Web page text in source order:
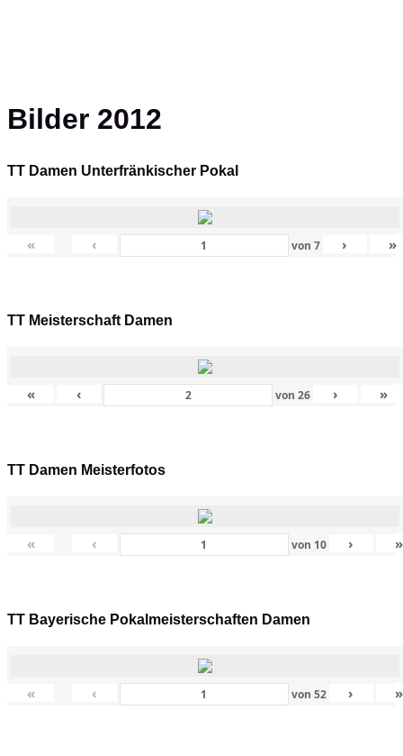
Bilder 2012
TT Damen Unterfränkischer Pokal
« ‹ von 7 › »
TT Meisterschaft Damen
« ‹ von26 › »
TT Damen Meisterfotos
« ‹ von 10 › »
TT Bayerische Pokalmeisterschaften Damen
« ‹ von 52 › »